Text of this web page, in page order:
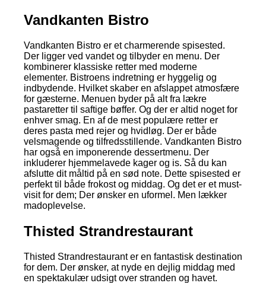
Vandkanten Bistro
Vandkanten Bistro er et charmerende spisested.
Der ligger ved vandet og tilbyder en menu. Der
kombinerer klassiske retter med moderne
elementer. Bistroens indretning er hyggelig og
indbydende. Hvilket skaber en afslappet atmosfære
for gæsterne. Menuen byder på alt fra lækre
pastaretter til saftige bøffer. Og der er altid noget for
enhver smag. En af de mest populære retter er
deres pasta med rejer og hvidløg. Der er både
velsmagende og tilfredsstillende. Vandkanten Bistro
har også en imponerende dessertmenu. Der
inkluderer hjemmelavede kager og is. Så du kan
afslutte dit måltid på en sød note. Dette spisested er
perfekt til både frokost og middag. Og det er et must-
visit for dem; Der ønsker en uformel. Men lækker
madoplevelse.
Thisted Strandrestaurant
Thisted Strandrestaurant er en fantastisk destination
for dem. Der ønsker, at nyde en dejlig middag med
en spektakulær udsigt over stranden og havet.